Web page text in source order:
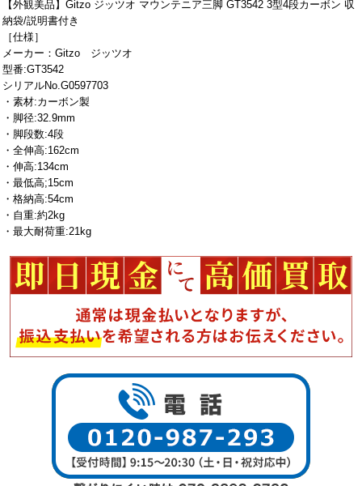
【外観美品】Gitzo ジッツオ マウンテニア三脚 GT3542 3型4段カーボン 収
納袋/説明書付き
［仕様］
メーカー：Gitzo ジッツオ
型番:GT3542
シリアルNo.G0597703
・素材:カーボン製
・脚径:32.9mm
・脚段数:4段
・全伸高:162cm
・伸高:134cm
・最低高;15cm
・格納高:54cm
・自重:約2kg
・最大耐荷重:21kg